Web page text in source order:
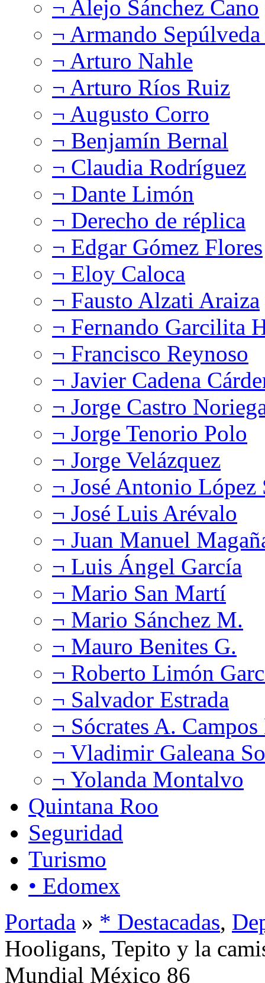
¬ Alejo Sánchez Cano
¬ Armando
¬ Arturo Nahle
¬ Arturo Ríos Ruiz
¬ Augusto Corro
¬ Benjamín Bernal
¬ Claudia Rodríguez
¬ Dante Limón
¬ Derecho de réplica
¬ Edgar Gómez Flores
¬ Eloy Caloca
¬ Fausto Alzati Araiza
¬ Fernando Garcilita
¬ Francisco Reynoso
¬ Javier Cadena
¬ Jorge Castro
¬ Jorge Tenorio Polo
¬ Jorge Velázquez
¬ José Antonio López
¬ José Luis Arévalo
¬ Juan Manuel
¬ Luis Ángel García
¬ Mario San Martí
¬ Mario Sánchez M.
¬ Mauro Benites G.
¬ Roberto Limón
¬ Salvador Estrada
¬ Sócrates A.
¬ Vladimir Galeana
¬ Yolanda Montalvo
Quintana Roo
Seguridad
Turismo
• Edomex
Portada » * Destacadas,
Hooligans, Tepito y la
Mundial México 86